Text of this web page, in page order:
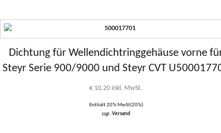
Dichtung für Wellendichtringgehäuse vorne
Steyr Serie 900/9000 und Steyr CVT
€ 10,20 inkl. MwSt.
Enthält 20% MwSt(20%)
zzgl.Versand